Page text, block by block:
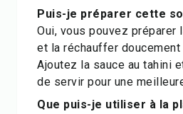
Puis-je préparer cette
Oui, vous pouvez préparer
et la réchauffer doucement
Ajoutez la sauce au tahini
de servir pour une
Que puis-je utiliser à la